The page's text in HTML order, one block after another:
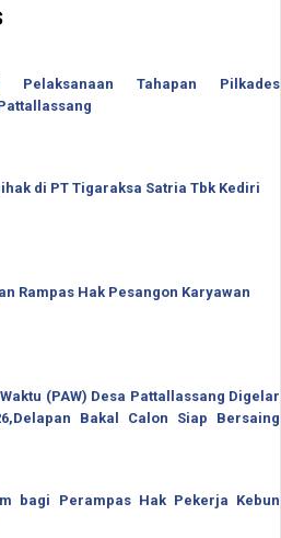
Pelaksanaan Tahapan Pilkades
di PT Tigaraksa Satria Tbk Kediri
Rampas Hak Pesangon Karyawan
(PAW) Desa Pattallassang Digelar
Bakal Calon Siap Bersaing
bagi Perampas Hak Pekerja Kebun